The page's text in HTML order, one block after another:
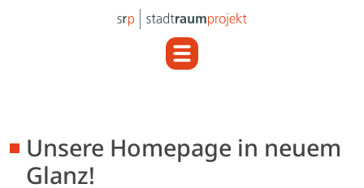
Unsere Homepage in neuem
Glanz!